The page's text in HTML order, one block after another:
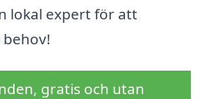
lokal expert för att
gratis och utan